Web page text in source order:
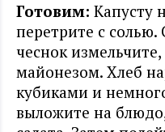
Готовим: Капусту
перетрите с солью.
чеснок
майонезом. Хлеб
кубиками и
выложите на